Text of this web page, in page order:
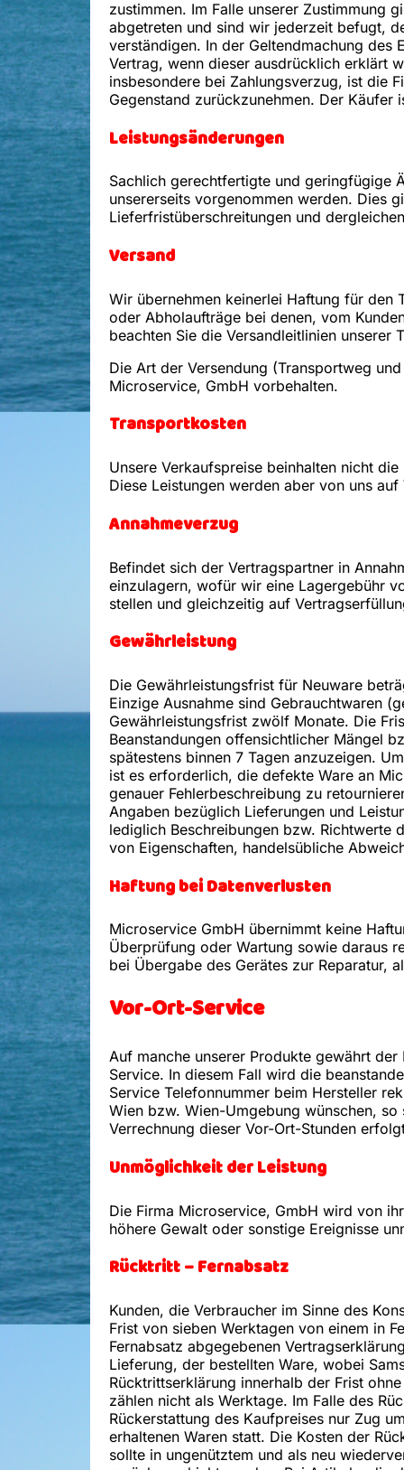
zustimmen. Im Falle unserer Zustimmung
abgetreten und sind wir jederzeit befugt,
verständigen. In der Geltendmachung des
Vertrag, wenn dieser ausdrücklich erklärt
insbesondere bei Zahlungsverzug, ist die
Gegenstand zurückzunehmen. Der
Leistungsänderungen
Sachlich gerechtfertigte und geringfügige
unsererseits vorgenommen werden. Dies
Lieferfristüberschreitungen und
Versand
Wir übernehmen keinerlei Haftung für den
oder Abholaufträge bei denen, vom
beachten Sie die Versandleitlinien unserer
Die Art der Versendung (Transportweg
Microservice, GmbH vorbehalten.
Transportkosten
Unsere Verkaufspreise beinhalten nicht
Diese Leistungen werden aber von uns
Annahmeverzug
Befindet sich der Vertragspartner in
einzulagern, wofür wir eine Lagergebühr
stellen und gleichzeitig auf
Gewährleistung
Die Gewährleistungsfrist für Neuware
Einzige Ausnahme sind Gebrauchtwaren
Gewährleistungsfrist zwölf Monate. Die
Beanstandungen offensichtlicher Mängel
spätestens binnen 7 Tagen anzuzeigen.
ist es erforderlich, die defekte Ware an
genauer Fehlerbeschreibung zu
Angaben bezüglich Lieferungen und
lediglich Beschreibungen bzw. Richtwerte
von Eigenschaften, handelsübliche
Haftung bei Datenverlusten
Microservice GmbH übernimmt keine
Überprüfung oder Wartung sowie daraus
bei Übergabe des Gerätes zur Reparatur,
Vor-Ort-Service
Auf manche unserer Produkte gewährt
Service. In diesem Fall wird die
Service Telefonnummer beim Hersteller
Wien bzw. Wien-Umgebung wünschen,
Verrechnung dieser Vor-Ort-Stunden
Unmöglichkeit der Leistung
Die Firma Microservice, GmbH wird von
höhere Gewalt oder sonstige Ereignisse
Rücktritt – Fernabsatz
Kunden, die Verbraucher im Sinne des
Frist von sieben Werktagen von einem in
Fernabsatz abgegebenen
Lieferung, der bestellten Ware, wobei
Rücktrittserklärung innerhalb der Frist
zählen nicht als Werktage. Im Falle des
Rückerstattung des Kaufpreises nur Zug
erhaltenen Waren statt. Die Kosten der
sollte in ungenütztem und als neu